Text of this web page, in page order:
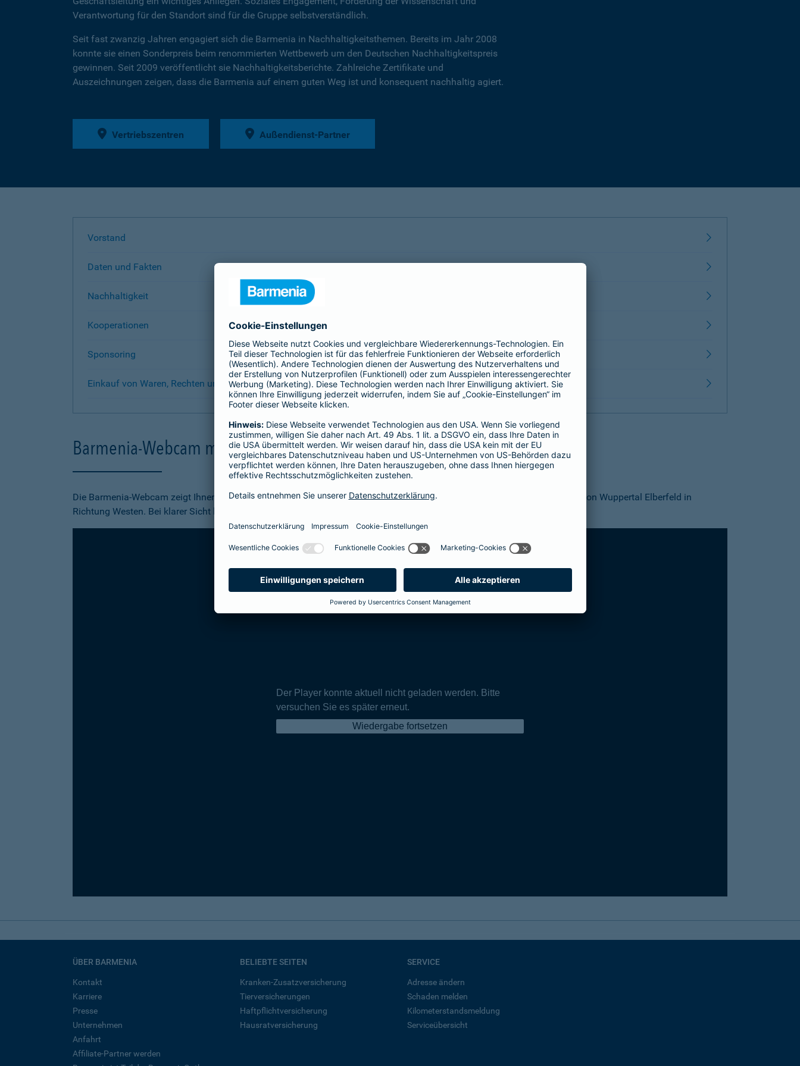
Verantwortung für den Standort sind für die Gruppe selbstverständlich.
Seit fast zwanzig Jahren engagiert sich die Barmenia in Nachhaltigkeitsthemen. Bereits im Jahr 2008
konnte sie einen Sonderpreis beim renommierten Wettbewerb um den Deutschen Nachhaltigkeitspreis
gewinnen. Seit 2009 veröffentlicht sie Nachhaltigkeitsberichte. Zahlreiche Zertifikate und
Auszeichnungen zeigen, dass die Barmenia auf einem guten Weg ist und konsequent nachhaltig agiert.
Vertriebszentren Außendienst-Partner
Vorstand
Daten und Fakten
Nachhaltigkeit
Kooperationen
Sponsoring
Einkauf von Waren, Rechten und Dienstleistungen
Barmenia-Webcam mit Ausblick über Wuppertal
Die Barmenia-Webcam zeigt Ihnen Bilder vom Dach der Barmenia und bietet einen wundervollen Blick über die Innenstadt von Wuppertal Elberfeld in
Richtung Westen. Bei klarer Sicht lassen sich auch die Wuppertaler Nordhöhen erkennen.
Der Player konnte aktuell nicht geladen werden. Bitte
versuchen Sie es später erneut.
Wiedergabe fortsetzen
ÜBER BARMENIA
Kontakt
Karriere
Presse
Unternehmen
Anfahrt
Affiliate-Partner werden
BELIEBTE SEITEN
Kranken-Zusatzversicherung
Tierversicherungen
Haftpflichtversicherung
Hausratversicherung
SERVICE
Adresse ändern
Schaden melden
Kilometerstandsmeldung
Serviceübersicht